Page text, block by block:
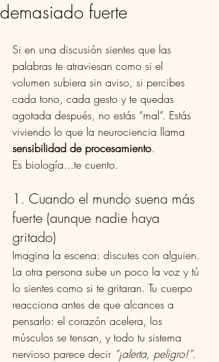
demasiado fuerte
Si en una discusión sientes que las
palabras te atraviesan como si el
volumen subiera sin aviso, si percibes
cada tono, cada gesto y te quedas
agotada después, no estás “mal”. Estás
viviendo lo que la neurociencia llama
sensibilidad de procesamiento.
Es biología...te cuento.
1. Cuando el mundo suena más
fuerte (aunque nadie haya
gritado)
Imagina la escena: discutes con alguien.
La otra persona sube un poco la voz y tú
lo sientes como si te gritaran. Tu cuerpo
reacciona antes de que alcances a
pensarlo: el corazón acelera, los
músculos se tensan, y todo tu sistema
nervioso parece decir “¡alerta, peligro!”.